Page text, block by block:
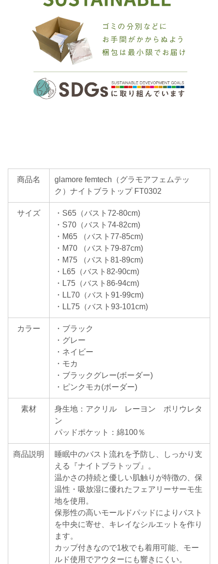
商品名
glamore femtech（グラモアフェムテッ
ク）ナイトブラトップ FT0302
サイズ
・S65（バスト72-80cm)
・S70（バスト74-82cm)
・M65 （バスト77-85cm)
・M70 （バスト79-87cm)
・M75 （バスト81-89cm)
・L65（バスト82-90cm)
・L75（バスト86-94cm)
・LL70（バスト91-99cm)
・LL75（バスト93-101cm)
カラー
・ブラック
・グレー
・ネイビー
・モカ
・ブラックグレー(ボーダー)
・ピンクモカ(ボーダー)
素材
身生地：アクリル レーヨン ポリウレタ
ン
パッドポケット：綿100％
商品説明
睡眠中のバスト流れを予防し、しっかり支
える『ナイトブラトップ』。
温かさの持続と優しい肌触りが特徴の、保
温性・吸放湿に優れたフェアリーサーモ生
地を使用。
保形性の高いモールドパッドによりバスト
を中央に寄せ、キレイなシルエットを作り
ます。
カップ付きなので1枚でも着用可能、モー
ルド使用でアウターにも響きにくい。